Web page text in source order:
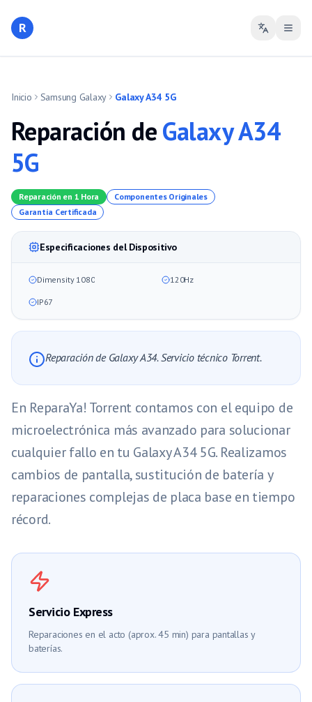
R
Inicio Samsung Galaxy Galaxy A34 5G
Reparación deGalaxy A34
5G
Reparación en 1 Hora
Componentes Originales
Garantía Certificada
Especificaciones del Dispositivo
Dimensity 1080 120Hz
IP67
Reparación de Galaxy A34. Servicio técnico Torrent.
En ReparaYa! Torrent contamos con el equipo de
microelectrónica más avanzado para solucionar
cualquier fallo en tu Galaxy A34 5G. Realizamos
cambios de pantalla, sustitución de batería y
reparaciones complejas de placa base en tiempo
récord.
Servicio Express
Reparaciones en el acto (aprox. 45 min) para pantallas y
baterías.